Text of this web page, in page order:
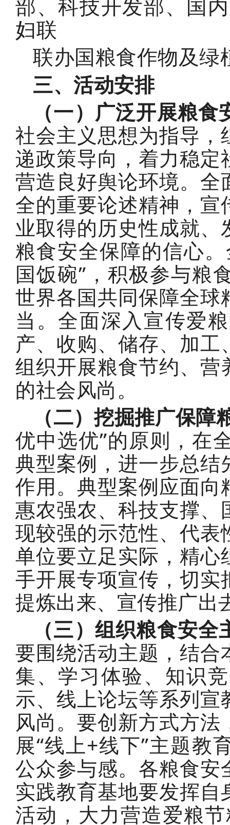
部、科技开发部、国
妇联
联办国粮食作物及绿
三、活动安排
（一）广泛开展粮
社会主义思想为指导
递政策导向，着力稳
营造良好舆论环境。
全的重要论述精神，
业取得的历史性成就
粮食安全保障的信心
国饭碗”，积极参与粮
世界各国共同保障全
当。全面深入宣传爱
产、收购、储存、加
组织开展粮食节约、
的社会风尚。
（二）挖掘推广保
优中选优”的原则，在
典型案例，进一步总
作用。典型案例应面
惠农强农、科技支撑
现较强的示范性、代
单位要立足实际，精
手开展专项宣传，切
提炼出来、宣传推广出
（三）组织粮食安
要围绕活动主题，结
集、学习体验、知识
示、线上论坛等系列
风尚。要创新方式方
展“线上+线下”主题教
公众参与感。各粮食
实践教育基地要发挥
活动，大力营造爱粮